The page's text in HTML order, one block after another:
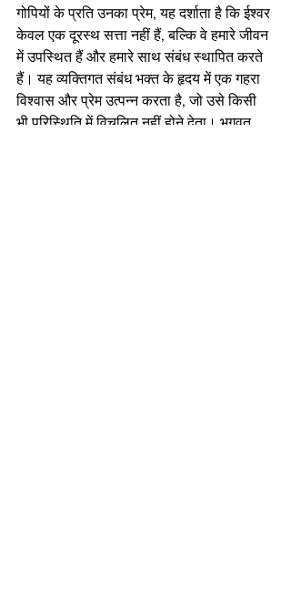
गोपियों के प्रति उनका प्रेम, यह दर्शाता है कि ईश्वर
केवल एक दूरस्थ सत्ता नहीं हैं, बल्कि वे हमारे जीवन
में उपस्थित हैं और हमारे साथ संबंध स्थापित करते
हैं। यह व्यक्तिगत संबंध भक्त के हृदय में एक गहरा
विश्वास और प्रेम उत्पन्न करता है, जो उसे किसी
भी परिस्थिति में विचलित नहीं होने देता। भगवत